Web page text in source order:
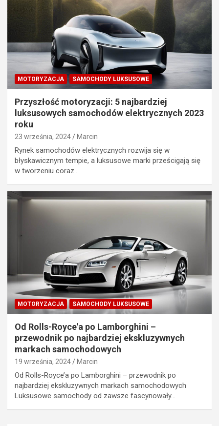
MOTORYZACJA SAMOCHODY LUKSUSOWE
Przyszłość motoryzacji: 5 najbardziej
luksusowych samochodów elektrycznych 2023
roku
23 września, 2024 Marcin
Rynek samochodów elektrycznych rozwija się w
błyskawicznym tempie, a luksusowe marki prześcigają się
w tworzeniu coraz…
MOTORYZACJA SAMOCHODY LUKSUSOWE
Od Rolls-Royce'a po Lamborghini –
przewodnik po najbardziej ekskluzywnych
markach samochodowych
19 września, 2024 Marcin
Od Rolls-Royce’a po Lamborghini – przewodnik po
najbardziej ekskluzywnych markach samochodowych
Luksusowe samochody od zawsze fascynowały…